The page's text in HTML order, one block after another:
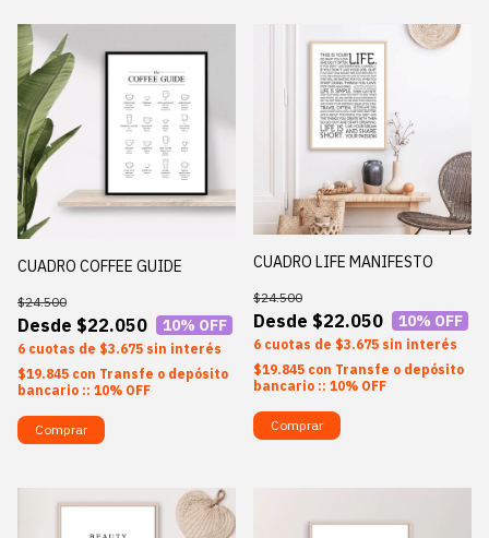
CUADRO COFFEE GUIDE
$22.050
$24.500
10% OFF
6 $3.675 sin interés
$19.845 con Transfe o depósito
bancario :: 10% OFF
Comprar
CUADRO LIFE MANIFESTO
$22.050
$24.500
10% OFF
6 $3.675 sin interés
$19.845 con Transfe o depósito
bancario :: 10% OFF
Comprar